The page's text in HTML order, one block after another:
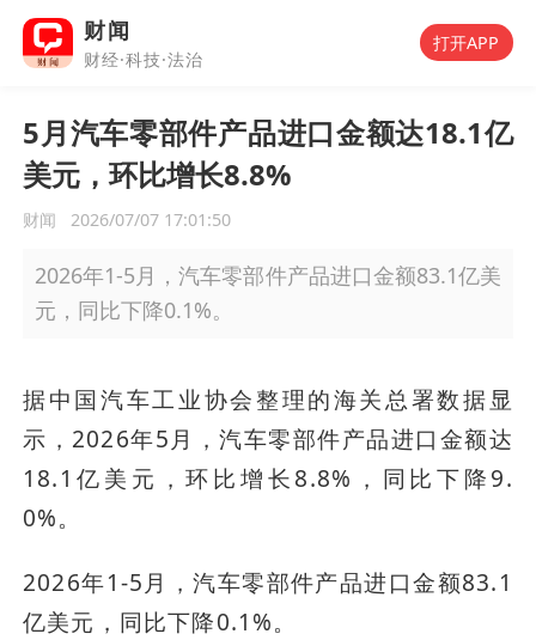
财闻
财经·科技·法治
打开APP
5月汽车零部件产品进口金额达18.1亿
美元，环比增长8.8%
财闻 2026/07/07 17:01:50
2026年1-5月，汽车零部件产品进口金额83.1亿美
元，同比下降0.1%。
据中国汽车工业协会整理的海关总署数据显
示，2026年5月，汽车零部件产品进口金额达
18.1亿美元，环比增长8.8%，同比下降9.
0%。
2026年1-5月，汽车零部件产品进口金额83.1
亿美元，同比下降0.1%。